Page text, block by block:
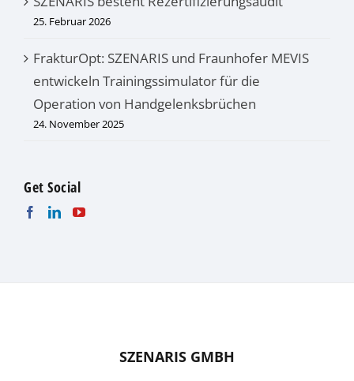
25. Februar 2026
FrakturOpt: SZENARIS und Fraunhofer MEVIS
entwickeln Trainingssimulator für die
Operation von Handgelenksbrüchen
24. November 2025
Get Social
SZENARIS GMBH